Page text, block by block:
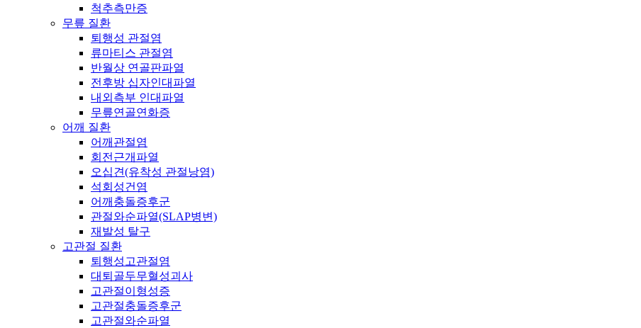
척추측만증
무릎 질환
퇴행성 관절염
류마티스 관절염
반월상 연골판파열
전후방 십자인대파열
내외측부 인대파열
무릎연골연화증
어깨 질환
어깨관절염
회전근개파열
오십견(유착성 관절낭염)
석회성건염
어깨충돌증후군
관절와순파열(SLAP병변)
재발성 탈구
고관절 질환
퇴행성고관절염
대퇴골두무혈성괴사
고관절이형성증
고관절충돌증후군
고관절와순파열